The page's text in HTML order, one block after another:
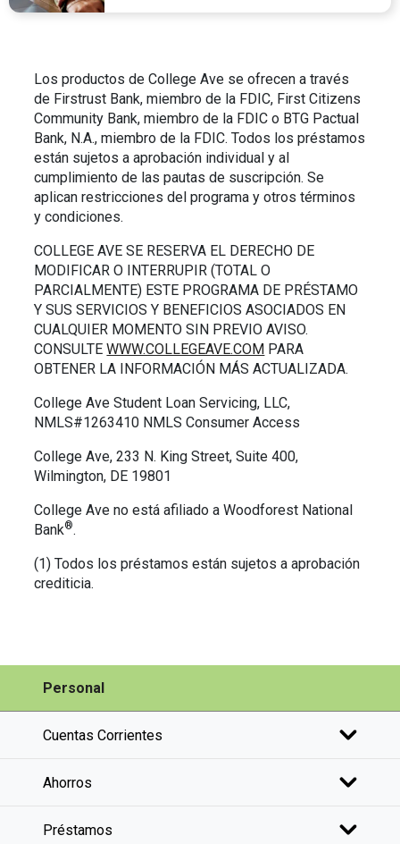
Los productos de College Ave se ofrecen a través
de Firstrust Bank, miembro de la FDIC, First Citizens
Community Bank, miembro de la FDIC o BTG Pactual
Bank, N.A., miembro de la FDIC. Todos los préstamos
están sujetos a aprobación individual y al
cumplimiento de las pautas de suscripción. Se
aplican restricciones del programa y otros términos
y condiciones.
COLLEGE AVE SE RESERVA EL DERECHO DE
MODIFICAR O INTERRUPIR (TOTAL O
PARCIALMENTE) ESTE PROGRAMA DE PRÉSTAMO
Y SUS SERVICIOS Y BENEFICIOS ASOCIADOS EN
CUALQUIER MOMENTO SIN PREVIO AVISO.
CONSULTEWWW.COLLEGEAVE.COM PARA
OBTENER LA INFORMACIÓN MÁS ACTUALIZADA.
College Ave Student Loan Servicing, LLC,
NMLS#1263410 NMLS Consumer Access
College Ave, 233 N. King Street, Suite 400,
Wilmington, DE 19801
College Ave no está afiliado a Woodforest National
Bank®.
(1) Todos los préstamos están sujetos a aprobación
crediticia.
Personal
Cuentas Corrientes
Ahorros
Préstamos